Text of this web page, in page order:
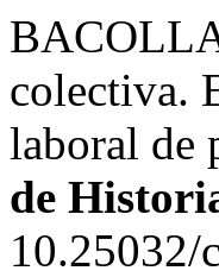
colectiva.
laboral de
de